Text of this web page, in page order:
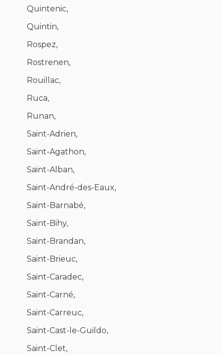
Quintenic,
Quintin,
Rospez,
Rostrenen,
Rouillac,
Ruca,
Runan,
Saint-Adrien,
Saint-Agathon,
Saint-Alban,
Saint-André-des-Eaux,
Saint-Barnabé,
Saint-Bihy,
Saint-Brandan,
Saint-Brieuc,
Saint-Caradec,
Saint-Carné,
Saint-Carreuc,
Saint-Cast-le-Guildo,
Saint-Clet,